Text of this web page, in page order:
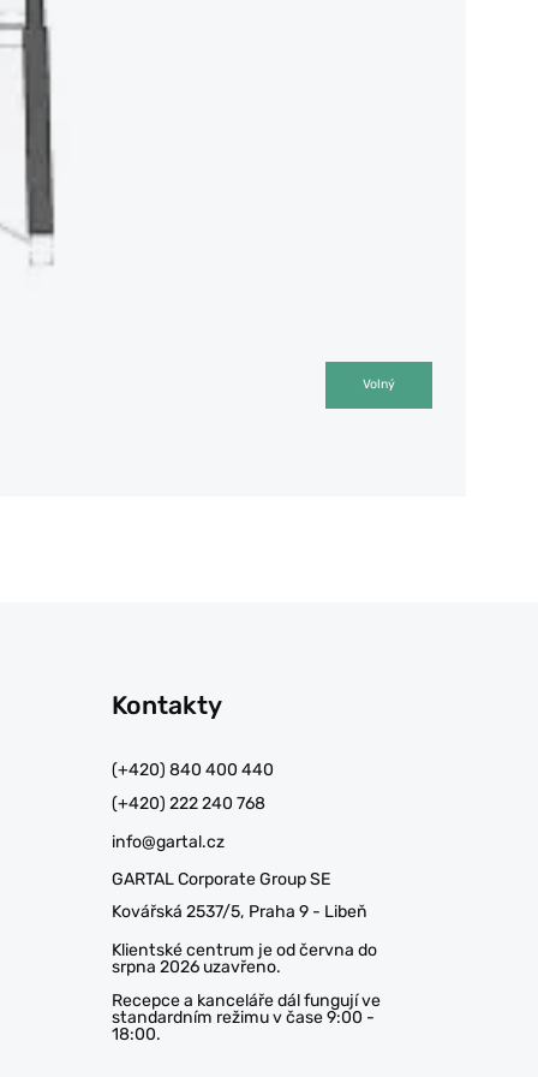
Volný
Kontakty
(+420) 840 400 440
(+420) 222 240 768
info@gartal.cz
GARTAL Corporate Group SE
Kovářská 2537/5, Praha 9 - Libeň
Klientské centrum je od června do
srpna 2026 uzavřeno.
Recepce a kanceláře dál fungují ve
standardním režimu v čase 9:00 -
18:00.